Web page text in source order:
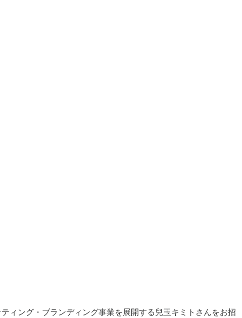
ィング・ブランディング事業を展開する兒玉キミトさんをお招